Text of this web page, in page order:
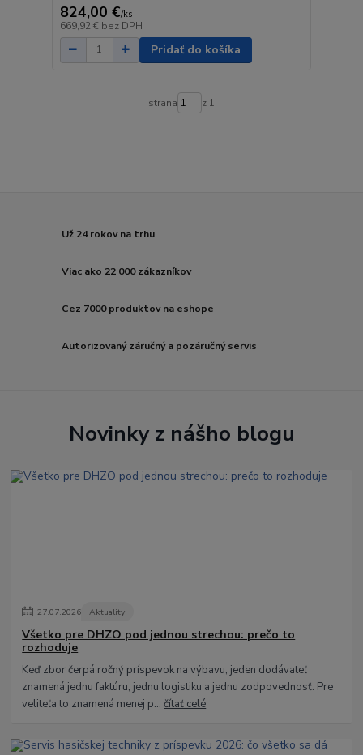
824,00 €/ks
669,92 € bez DPH
Pridať do košíka
strana z 1
Už 24 rokov na trhu
Viac ako 22 000 zákazníkov
Cez 7000 produktov na eshope
Autorizovaný záručný a pozáručný servis
Novinky z nášho blogu
27.07.2026 Aktuality
Všetko pre DHZO pod jednou strechou: prečo to
rozhoduje
Keď zbor čerpá ročný príspevok na výbavu, jeden dodávateľ
znamená jednu faktúru, jednu logistiku a jednu zodpovednosť. Pre
veliteľa to znamená menej p...čítať celé